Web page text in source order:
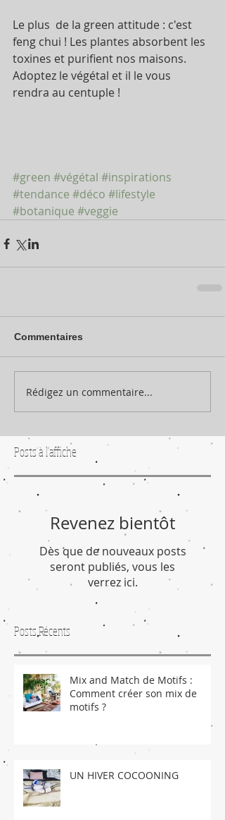
Le plus  de la green attitude : c'est
feng chui ! Les plantes absorbent les
toxines et purifient nos maisons.
Adoptez le végétal et il le vous
rendra au centuple !
#green #végétal #inspirations
#tendance #déco #lifestyle
#botanique #veggie
Commentaires
Rédigez un commentaire...
Posts à l'affiche
Revenez bientôt
Dès que de nouveaux posts
seront publiés, vous les
verrez ici.
Posts Récents
Mix and Match de Motifs :
Comment créer son mix de
motifs ?
UN HIVER COCOONING